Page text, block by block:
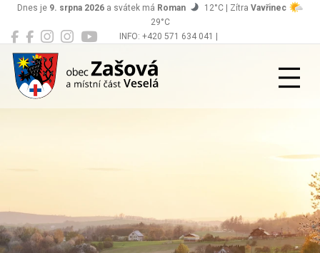
INFO: +420 571 634 041 |
Dnes je 9. srpna 2026 a svátek má Roman 12°C | Zítra Vavřinec
29°C
Zašová